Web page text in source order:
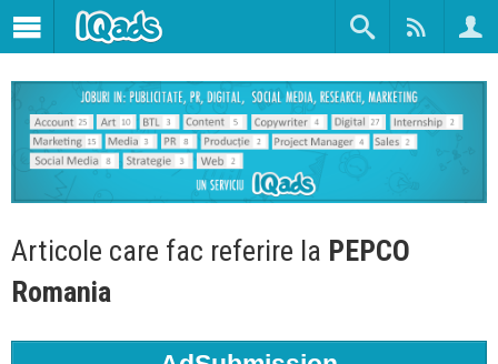
Articole care fac referire la PEPCO
Romania